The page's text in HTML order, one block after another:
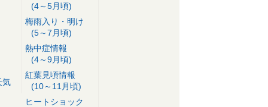
気
(4～5月頃)
梅雨入り・明け
(5～7月頃)
熱中症情報
(4～9月頃)
紅葉見頃情報
(10～11月頃)
ヒートショック